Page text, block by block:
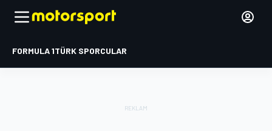
FORMULA 1TÜRK SPORCULAR